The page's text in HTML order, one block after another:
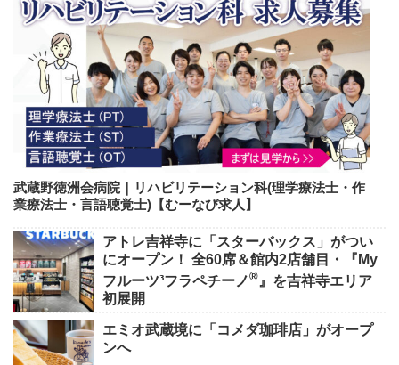
武蔵野徳洲会病院｜リハビリテーション科(理学療法士・作
業療法士・言語聴覚士)【むーなび求人】
アトレ吉祥寺に「スターバックス」がつい
にオープン！ 全60席＆館内2店舗目・『My
フルーツ³フラペチーノ® 』を吉祥寺エリア
初展開
エミオ武蔵境に「コメダ珈琲店」がオープ
ンへ